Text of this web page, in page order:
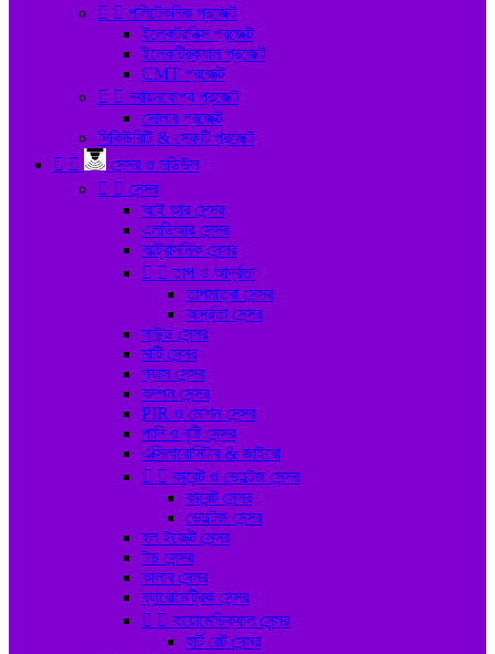
  পলিটেকনিক প্রজেক্ট
ইলেকট্রনিক্স প্রজেক্ট
ইলেকট্রিক্যাল প্রজেক্ট
CMT প্রজেক্ট
  নবায়নযোগ্য প্রজেক্ট
সোলার প্রজেক্ট
সিকিউরিটি & সেফটি প্রজেক্ট
 
সেন্সর ও মডিউল
  সেন্সর
আই আর সেন্সর
এলডিআর সেন্সর
আল্ট্রাসনিক সেন্সর
  তাপ ও আর্দ্রতা
তাপমাত্রা সেন্সর
আর্দ্রতা সেন্সর
সাউন্ড সেন্সর
মাটি সেন্সর
গ্যাস সেন্সর
কম্পন সেন্সর
PIR ও মোশন সেন্সর
পানি ও বৃষ্টি সেন্সর
এক্সিলারোমিটার & জাইরো
  কারেন্ট ও ভোল্টেজ সেন্সর
কারেন্ট সেন্সর
ভোল্টেজ সেন্সর
হল ইফেক্ট সেন্সর
টাচ সেন্সর
কালার সেন্সর
ব্যারোমেট্রিক সেন্সর
  বায়োমেডিক্যাল সেন্সর
হার্ট রেট সেন্সর